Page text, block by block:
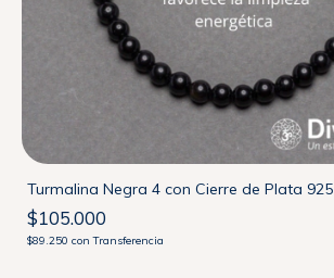
Turmalina Negra 4 con Cierre de Plata 925
$105.000
$89.250 con Transferencia